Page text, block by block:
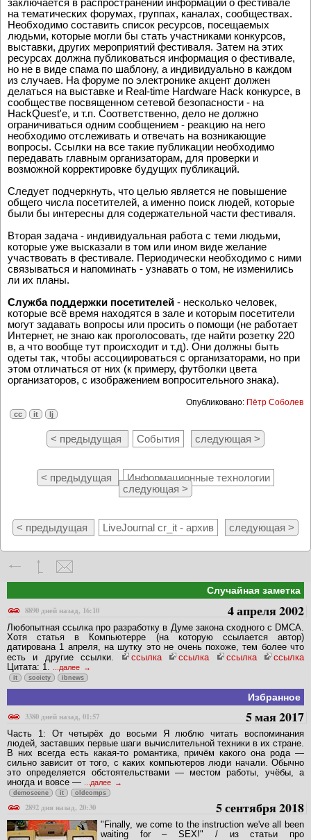
Реклама фестиваля- задача данного организатора
заключается в распространении информации о фестивале
на тематических форумах, группах, каналах, сообществах.
Необходимо составить список ресурсов, посещаемых
людьми, которые могли бы стать участниками конкурсов,
выставки, других мероприятий фестиваля. Затем на этих
ресурсах должна публиковаться информация о фестивале,
но не в виде спама по шаблону, а индивидуально в каждом
из случаев. На форуме по электронике акцент должен
делаться на выставке и Real-time Hardware Hack конкурсе, в
сообществе посвященном сетевой безопасности - на
HackQuest'e, и т.п. Соответственно, дело не должно
ограничиваться одним сообщением - реакцию на него
необходимо отслеживать и отвечать на возникающие
вопросы. Ссылки на все такие публикации необходимо
передавать главным организаторам, для проверки и
Следует подчеркнуть, что целью является не повышение
общего числа посетителей, а именно поиск людей, которые
Вторая задача - индивидуальная работа с теми людьми,
которые уже высказали в том или ином виде желание
участвовать в фестивале. Периодически необходимо с ними
связываться и напоминать - узнавать о том, не изменились
Служба поддержки посетителей- несколько человек,
которые всё время находятся в зале и которым посетители
могут задавать вопросы или просить о помощи (не работает
Интернет, не знаю как проголосовать, где найти розетку 220
в, а что вообще тут происходит и т.д). Они должны быть
одеты так, чтобы ассоциироваться с организаторами, но при
этом отличаться от них (к примеру, футболки цвета
lj
Информационные технологии
Случайная заметка
8890 дней назад, 16:10
4 апреля 2002
Любопытная ссылка про разработку в Думе закона сходного с DMCA.
Хотя статья в Компьютерре (на которую ссылается автор)
датирована 1 апреля, на шутку это не очень похоже, тем более что
есть и другие ссылки.
Цитата: 1....далее
Избранное
3380 дней назад, 01:57
5 мая 2017
Часть 1: От четырёх до восьми Я люблю читать воспоминания
людей, заставших первые шаги вычислительной техники в их стране.
В них всегда есть какая-то романтика, причём какого она рода —
сильно зависит от того, с каких компьютеров люди начали. Обычно
это определяется обстоятельствами — местом работы, учёбы, а
иногда и вовсе —...далее
demoscene it oldcomps
2892 дня назад, 20:30 5 сентября 2018